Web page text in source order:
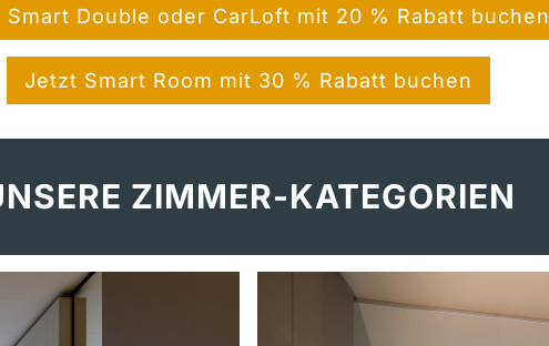
Double oder CarLoft mit 20 % Rabatt buchen
Jetzt Smart Room mit 30 % Rabatt buchen
ZIMMER-KATEGORIEN